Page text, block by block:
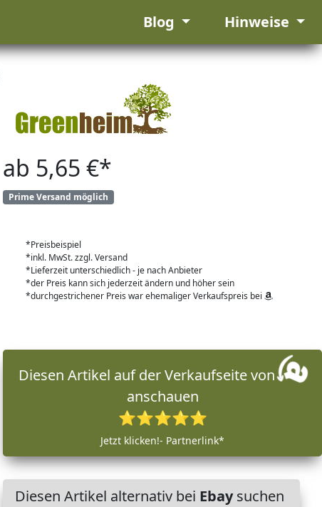
Blog Hinweise
ab 5,65 €*
Prime Versand möglich
*Preisbeispiel
*inkl. MwSt. zzgl. Versand
*Lieferzeit unterschiedlich - je nach Anbieter
*der Preis kann sich jederzeit ändern und höher sein
*durchgestrichener Preis war ehemaliger Verkaufspreis bei
Diesen Artikel auf der Verkaufseite von
anschauen
⭐⭐⭐⭐⭐
Jetzt klicken!- Partnerlink*
Diesen Artikel alternativ bei Ebaysuchen